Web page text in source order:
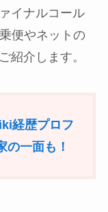
イナルコール
便やネットの
紹介します。
経歴プロフ
の一面も！